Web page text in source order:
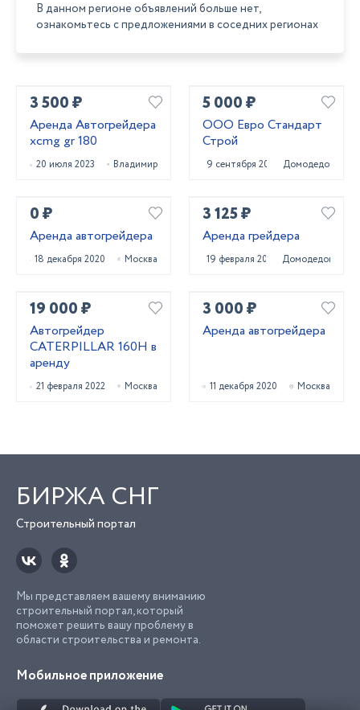
В данном регионе объявлений больше нет,
ознакомьтесь с предложениями в соседних регионах
3 500 ₽
Аренда Автогрейдера
xcmg gr 180
20 июля 2023 Владимир
5 000 ₽
ООО Евро Стандарт
Строй
9 сентября 2023 Домодедово
0 ₽
Аренда автогрейдера
18 декабря 2020 Москва
3 125 ₽
Аренда грейдера
19 февраля 2021 Домодедово
19 000 ₽
Автогрейдер
CATERPILLAR 160H в
аренду
21 февраля 2022 Москва
3 000 ₽
Аренда автогрейдера
11 декабря 2020 Москва
БИРЖА СНГ
Строительный портал
Мы представляем вашему вниманию
строительный портал, который
поможет решить вашу проблему в
области строительства и ремонта.
Мобильное приложение